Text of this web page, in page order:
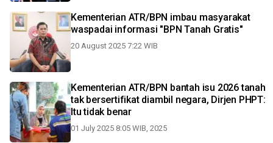
Kementerian ATR/BPN imbau masyarakat
waspadai informasi "BPN Tanah Gratis"
20 August 2025 7:22 WIB
Kementerian ATR/BPN bantah isu 2026 tanah
tak bersertifikat diambil negara, Dirjen PHPT:
Itu tidak benar
01 July 2025 8:05 WIB, 2025